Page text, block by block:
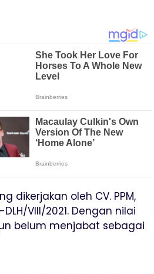
dikerjakan oleh CV. PPM,
VIII/2021. Dengan nilai
belum menjabat sebagai